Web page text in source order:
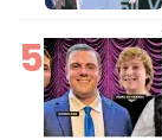
5